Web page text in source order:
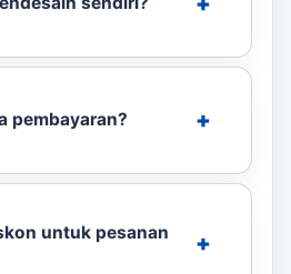
pembayaran?
untuk pesanan